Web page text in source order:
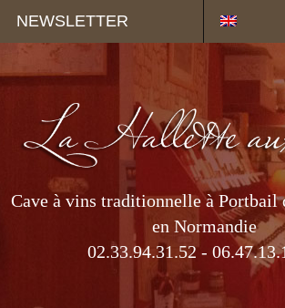
NEWSLETTER
Cave à vins traditionnelle à Portbail
en Normandie
02.33.94.31.52 -
Panneau de gestion des cookies